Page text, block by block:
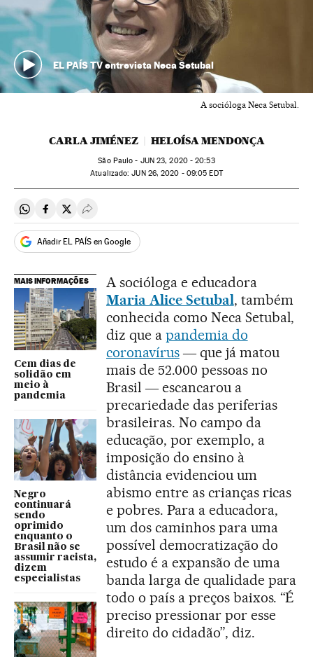
EL PAÍS TV entrevista Neca Setubal
A socióloga Neca Setubal.
CARLA JIMÉNEZ HELOÍSA MENDONÇA
São Paulo - JUN23, 2020 - 20:53
atualizado: JUN26, 2020 - 09:05 EDT
Compartir en Whatsapp
Compartir en Facebook
Compartir en Twitter
Desplegar Redes Sociales
Añadir EL PAÍS en Google
MAIS INFORMAÇÕES
Cem dias de
solidão em
meio à
pandemia
Negro
continuará
sendo
oprimido
enquanto o
Brasil não se
assumir racista,
dizem
especialistas
A socióloga e educadora
Maria Alice Setubal, também
conhecida como Neca Setubal,
diz que a pandemia do
coronavírus― que já matou
mais de 52.000 pessoas no
Brasil ― escancarou a
precariedade das periferias
brasileiras. No campo da
educação, por exemplo, a
imposição do ensino à
distância evidenciou um
abismo entre as crianças ricas
e pobres. Para a educadora,
um dos caminhos para uma
possível democratização do
estudo é a expansão de uma
banda larga de qualidade para
todo o país a preços baixos. “É
preciso pressionar por esse
direito do cidadão”, diz.